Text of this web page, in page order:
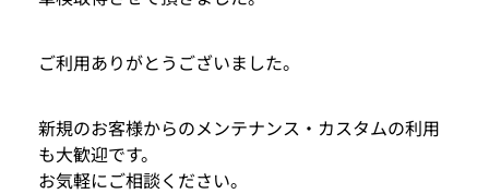
ご利用ありがとうございました。
新規のお客様からのメンテナンス・カスタムの利用
も大歓迎です。
お気軽にご相談ください。